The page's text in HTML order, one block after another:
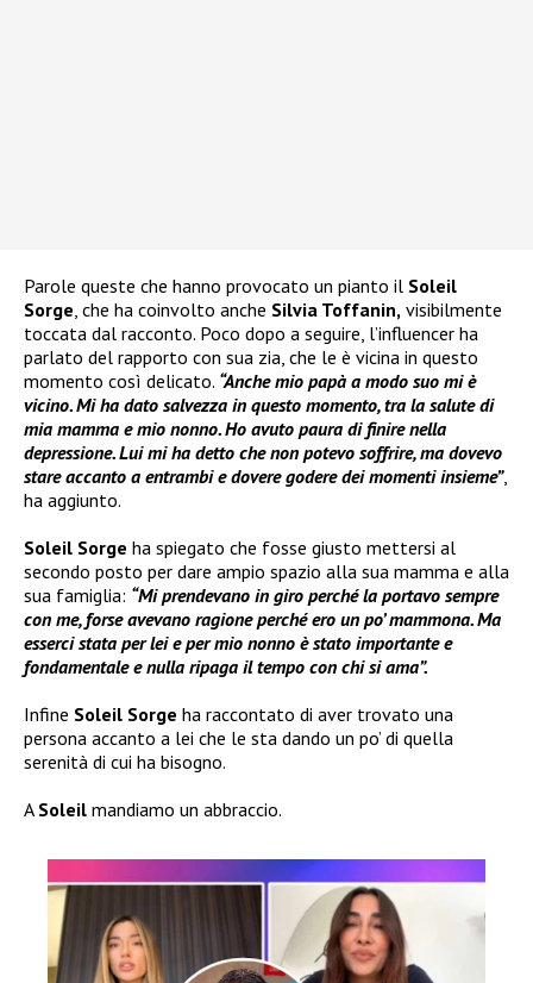
Parole queste che hanno provocato un pianto il Soleil
Sorge, che ha coinvolto anche Silvia Toffanin, visibilmente
toccata dal racconto. Poco dopo a seguire, l’influencer ha
parlato del rapporto con sua zia, che le è vicina in questo
momento così delicato. “Anche mio papà a modo suo mi è
vicino. Mi ha dato salvezza in questo momento, tra la salute di
mia mamma e mio nonno. Ho avuto paura di finire nella
depressione. Lui mi ha detto che non potevo soffrire, ma dovevo
stare accanto a entrambi e dovere godere dei momenti insieme”,
ha aggiunto.
Soleil Sorge ha spiegato che fosse giusto mettersi al
secondo posto per dare ampio spazio alla sua mamma e alla
sua famiglia: “Mi prendevano in giro perché la portavo sempre
con me, forse avevano ragione perché ero un po’ mammona. Ma
esserci stata per lei e per mio nonno è stato importante e
fondamentale e nulla ripaga il tempo con chi si ama”.
Infine Soleil Sorge ha raccontato di aver trovato una
persona accanto a lei che le sta dando un po’ di quella
serenità di cui ha bisogno.
A Soleil mandiamo un abbraccio.